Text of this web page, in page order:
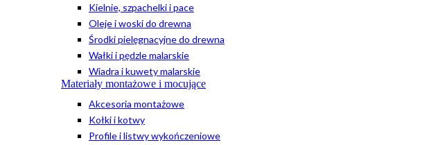
Kielnie, szpachelki i pace
Oleje i woski do drewna
Środki pielęgnacyjne do drewna
Wałki i pędzle malarskie
Wiadra i kuwety malarskie
Materiały montażowe i mocujące
Akcesoria montażowe
Kołki i kotwy
Profile i listwy wykończeniowe